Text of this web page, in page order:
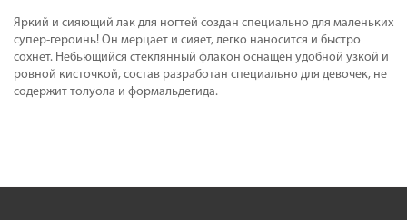
Яркий и сияющий лак для ногтей создан специально для маленьких
супер-героинь! Он мерцает и сияет, легко наносится и быстро
сохнет. Небьющийся стеклянный флакон оснащен удобной узкой и
ровной кисточкой, состав разработан специально для девочек, не
содержит толуола и формальдегида.